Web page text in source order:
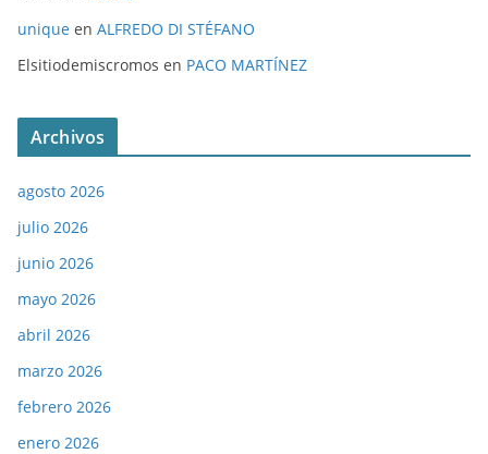
unique en ALFREDO DI STÉFANO
Elsitiodemiscromos en PACO MARTÍNEZ
Archivos
agosto 2026
julio 2026
junio 2026
mayo 2026
abril 2026
marzo 2026
febrero 2026
enero 2026